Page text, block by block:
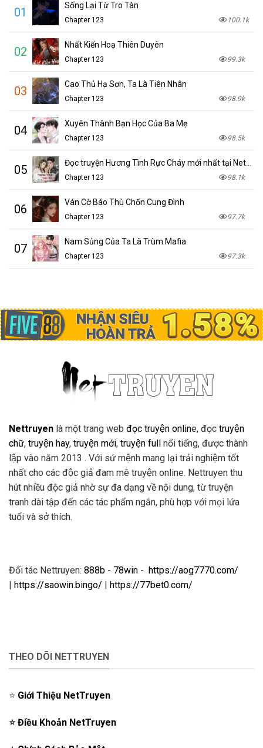
01 Sống Lại Từ Tro Tàn
Chapter 123 100.1k
02 Nhất Kiến Hoạ Thiên Duyên
Chapter 123 99.3k
03 Cao Thủ Hạ Sơn, Ta Là Tiên Nhân
Chapter 123 98.9k
04 Xuyên Thành Bạn Học Của Ba Mẹ
Chapter 123 98.5k
05
Chapter 123 98.1k
06 Ván Cờ Báo Thù Chốn Cung Đình
Chapter 123 97.7k
07 Nam Sủng Của Ta Là Trùm Mafia
Chapter 123 97.3k
Nettruyen là một trang web đọc truyện online, đọc truyện
chữ, truyện hay, truyện mới, truyện full nổi tiếng, được thành
lập vào năm 2013 . Với sứ mệnh mang lại trải nghiệm tốt
nhất cho các độc giả đam mê truyện online. Nettruyen thu
hút nhiều độc giả nhờ sự đa dạng về nội dung, từ truyện
tranh dài tập đến các tác phẩm ngắn, phù hợp với mọi lứa
tuổi và sở thích.
Đối tác Nettruyen: 888b - 78win - https://aog7770.com/
https://saowin.bingo/ https://77bet0.com/
THEO DÕI NETTRUYEN
⭐️ Giới Thiệu NetTruyen
⭐️Điều Khoản NetTruyen